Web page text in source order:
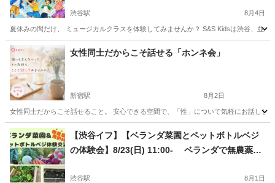
渋谷駅 8月4日
夏休みの間だけ、 ミュージカルクラスを体験してみませんか？ S&S Kidsは渋谷、並
東京 渋谷区 渋谷駅 その他 夏休み
女性同士だからこそ話せる「ホンネ会」
新宿駅 8月2日
女性同士だからこそ話せること。 安心できる空間で、「性」について気軽にお話し
東京 新宿区 新宿駅 その他 シングルマザー
【渋谷イフ】【ベランダ菜園とペットボトルベジ
の体験会】8/23(日) 11:00- ベランダで無農薬、
培で自給自足
渋谷駅 8月1日